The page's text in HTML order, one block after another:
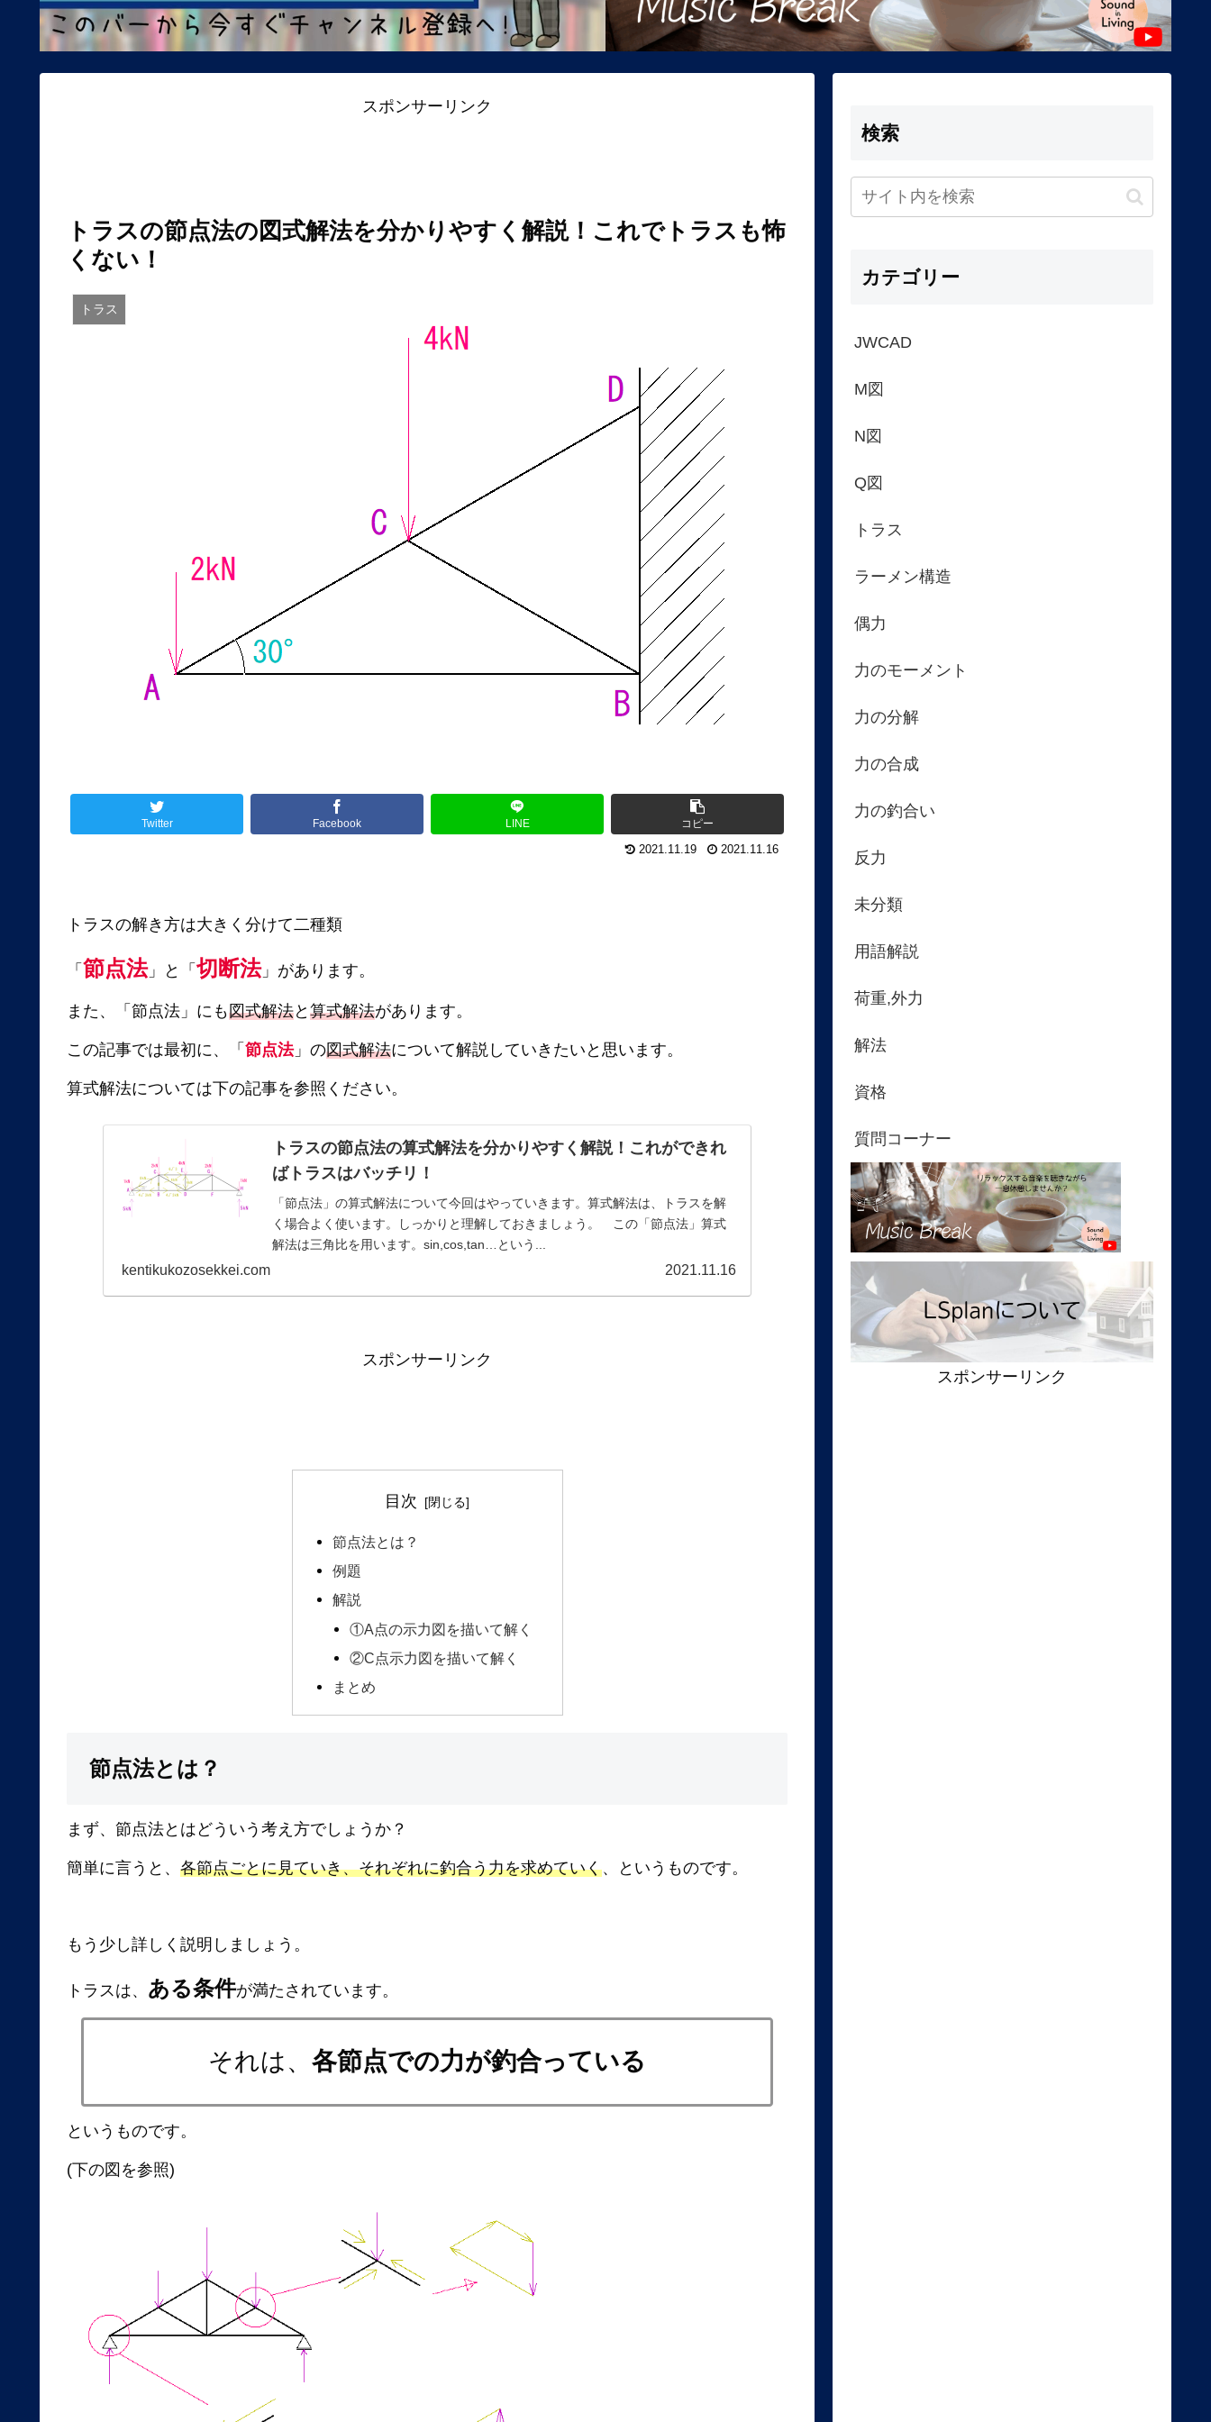
スポンサーリンク
トラスの節点法の図式解法を分かりやすく解説！これでトラスも怖
くない！
トラス
Twitter Facebook LINE コピー
2021.11.19 2021.11.16
トラスの解き方は大きく分けて二種類
「 節点法」と「 切断法」があります。
また、「節点法」にも図式解法と 算式解法があります。
この記事では最初に、「 節点法」の図式解法について解説していきたいと思います。
算式解法については下の記事を参照ください。
トラスの節点法の算式解法を分かりやすく解説！これができれ
ばトラスはバッチリ！
「節点法」の算式解法について今回はやっていきます。算式解法は、トラスを解
く場合よく使います。しっかりと理解しておきましょう。 この「節点法」算式
解法は三角比を用います。sin,cos,tan…という...
kentikukozosekkei.com 2021.11.16
スポンサーリンク
目次
節点法とは？
例題
解説
①A点の示力図を描いて解く
②C点示力図を描いて解く
まとめ
節点法とは？
まず、節点法とはどういう考え方でしょうか？
簡単に言うと、 各節点ごとに見ていき、それぞれに釣合う力を求めていく、というものです。
もう少し詳しく説明しましょう。
トラスは、 ある条件が満たされています。
それは、 各節点での力が釣合っている
というものです。
(下の図を参照)
検索
カテゴリー
JWCAD
M図
N図
Q図
トラス
ラーメン構造
偶力
力のモーメント
力の分解
力の合成
力の釣合い
反力
未分類
用語解説
荷重,外力
解法
資格
質問コーナー
スポンサーリンク